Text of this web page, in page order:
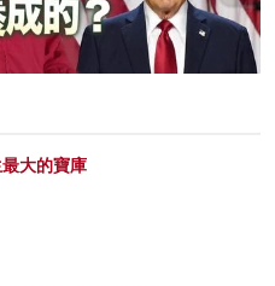
大的寶庫